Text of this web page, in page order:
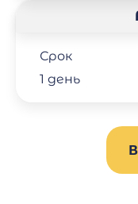
Срок
1 день